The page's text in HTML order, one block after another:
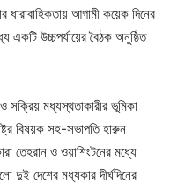
আগামী কয়েক দিনের
একটি উচ্চপর্যায়ের বৈঠক অনুষ্ঠিত
সক্রিয় মধ্যস্থতাকারীর ভূমিকা
বিষয়ক সহ-সভাপতি হারুন
তেহরান ও ওয়াশিংটনের মধ্যে
দুই দেশের মধ্যকার দীর্ঘদিনের